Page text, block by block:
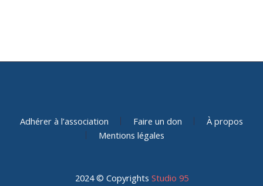
Adhérer à l’association Faire un don
À propos
Mentions légales
2024 © Copyrights Studio 95